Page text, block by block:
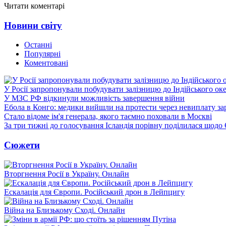
Читати коментарі
Новини світу
Останні
Популярні
Коментовані
У Росії запропонували побудувати залізницю до Індійського
У МЗС РФ відкинули можливість завершення війни
Ебола в Конго: медики вийшли на протести через невиплату
Стало відоме ім'я генерала, якого таємно поховали в Москві
За три тижні до голосування Ісландія порівну поділилася
Сюжети
Вторгнення Росії в Україну. Онлайн
Ескалація для Європи. Російський дрон в Лейпцигу
Війна на Близькому Сході. Онлайн